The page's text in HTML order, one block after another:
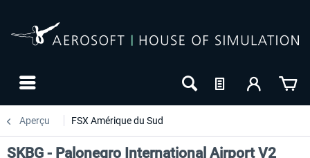
Aperçu FSX Amérique du Sud
SKBG - Palonegro International Airport V2